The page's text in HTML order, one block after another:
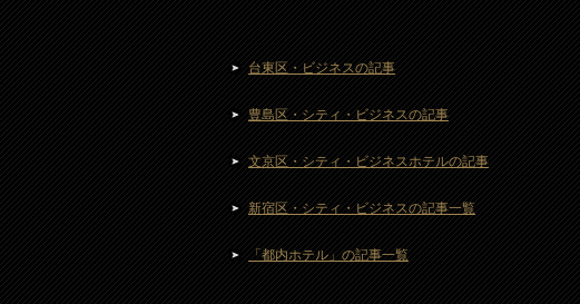
台東区・ビジネスの記事
豊島区・シティ・ビジネスの記事
文京区・シティ・ビジネスホテルの記事
新宿区・シティ・ビジネスの記事一覧
「都内ホテル」の記事一覧